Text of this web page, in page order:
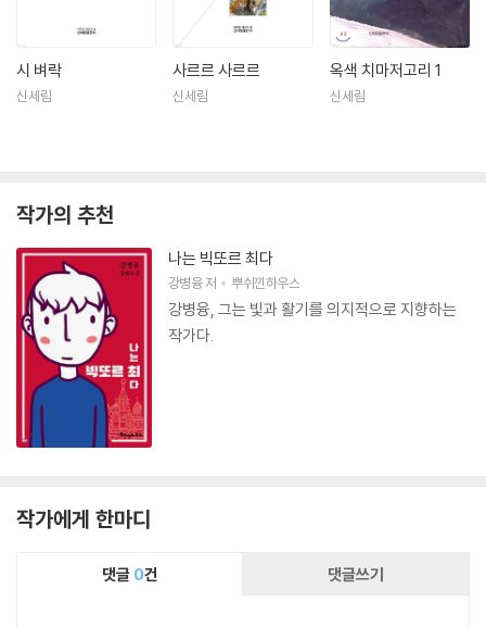
시 벼락
신세림
사르르 사르르
신세림
옥색 치마저고리 1
신세림
작가의 추천
나는 빅또르 최다
강병융저 뿌쉬낀하우스
강병융, 그는 빛과 활기를 의지적으로 지향하는
작가다.
작가에게 한마디
댓글 0건 댓글쓰기